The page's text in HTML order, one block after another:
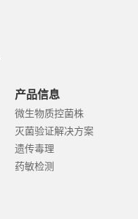
产品信息
微生物质控菌株
灭菌验证解决方案
遗传毒理
药敏检测